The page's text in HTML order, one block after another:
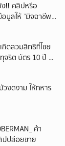
ง‼️ คลิปหรือ
มูลให้ ”มิจฉาชีพ“
ดสวมสิทธิที่ไชย
จริต บัตร 10 ปี ที่
วงดงาม ให้ทหาร
ค้า
ปปล่อยขาย